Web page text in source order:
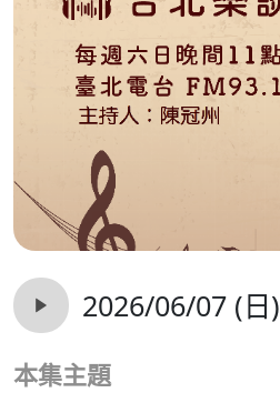
2026/06/07 (日)
本集主題